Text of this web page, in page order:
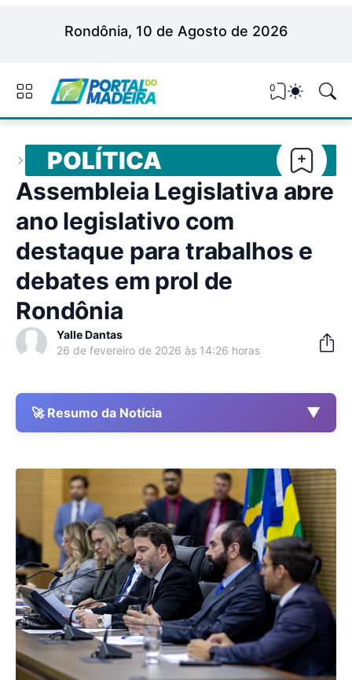
Rondônia, 10 de Agosto de 2026
0
POLÍTICA
Assembleia Legislativa abre
ano legislativo com
destaque para trabalhos e
debates em prol de
Rondônia
Yalle Dantas
26 de fevereiro de 2026 às 14:26 horas
🚀 Resumo da Notícia ▼